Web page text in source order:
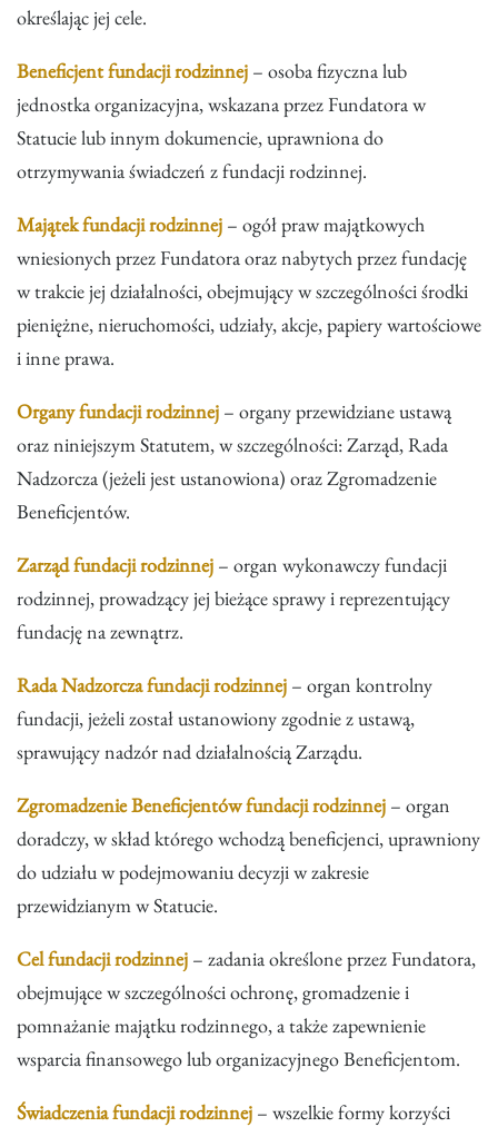
określając jej cele.
Beneficjent fundacji rodzinnej – osoba fizyczna lub
jednostka organizacyjna, wskazana przez Fundatora w
Statucie lub innym dokumencie, uprawniona do
otrzymywania świadczeń z fundacji rodzinnej.
Majątek fundacji rodzinnej – ogół praw majątkowych
wniesionych przez Fundatora oraz nabytych przez fundację
w trakcie jej działalności, obejmujący w szczególności środki
pieniężne, nieruchomości, udziały, akcje, papiery wartościowe
i inne prawa.
Organy fundacji rodzinnej – organy przewidziane ustawą
oraz niniejszym Statutem, w szczególności: Zarząd, Rada
Nadzorcza (jeżeli jest ustanowiona) oraz Zgromadzenie
Beneficjentów.
Zarząd fundacji rodzinnej – organ wykonawczy fundacji
rodzinnej, prowadzący jej bieżące sprawy i reprezentujący
fundację na zewnątrz.
Rada Nadzorcza fundacji rodzinnej – organ kontrolny
fundacji, jeżeli został ustanowiony zgodnie z ustawą,
sprawujący nadzór nad działalnością Zarządu.
Zgromadzenie Beneficjentów fundacji rodzinnej – organ
doradczy, w skład którego wchodzą beneficjenci, uprawniony
do udziału w podejmowaniu decyzji w zakresie
przewidzianym w Statucie.
Cel fundacji rodzinnej – zadania określone przez Fundatora,
obejmujące w szczególności ochronę, gromadzenie i
pomnażanie majątku rodzinnego, a także zapewnienie
wsparcia finansowego lub organizacyjnego Beneficjentom.
Świadczenia fundacji rodzinnej – wszelkie formy korzyści